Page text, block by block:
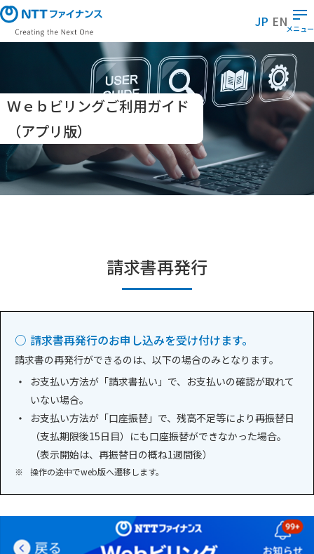
メ
イ
ン
テ
ン
に
ス
キ
ッ
JP ENメニュー
Ｗｅｂビリングご利用ガイド
（アプリ版）
請求書再発行
○ 請求書再発行のお申し込みを受け付けます。
請求書の再発行ができるのは、以下の場合のみとなります。
・
お支払い方法が「請求書払い」で、お支払いの確認が取れて
いない場合。
・
お支払い方法が「口座振替」で、残高不足等により再振替日
（支払期限後15日目）にも口座振替ができなかった場合。
（表示開始は、再振替日の概ね1週間後）
※ 操作の途中でweb版へ遷移します。